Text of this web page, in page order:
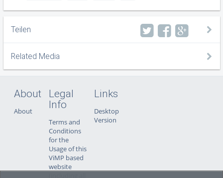
Teilen
Related Media
About
About
Legal
Info
Terms and
Conditions
for the
Usage of this
ViMP based
website
Links
Desktop
Version